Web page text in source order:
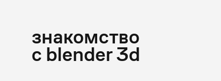
знакомство
с blender 3d